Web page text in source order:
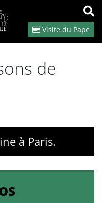
OK
Visite du Pape
de
à Paris.